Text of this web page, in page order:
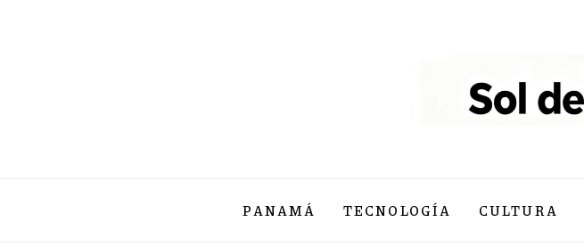
PANAMÁ TECNOLOGÍA CULTURA